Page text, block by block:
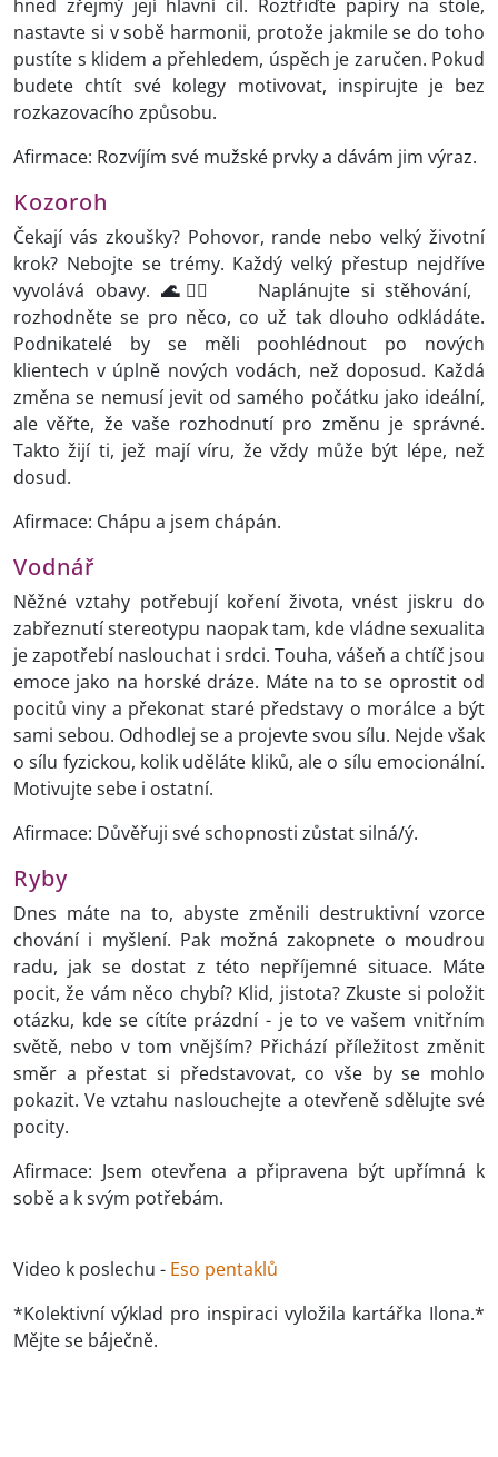
hned zřejmý její hlavní cíl. Roztřiďte papíry na stole,
nastavte si v sobě harmonii, protože jakmile se do toho
pustíte s klidem a přehledem, úspěch je zaručen. Pokud
budete chtít své kolegy motivovat, inspirujte je bez
rozkazovacího způsobu.
Afirmace: Rozvíjím své mužské prvky a dávám jim výraz.
Kozoroh
Čekají vás zkoušky? Pohovor, rande nebo velký životní
krok? Nebojte se trémy. Každý velký přestup nejdříve
vyvolává obavy. 🌊🚣‍♂️
Naplánujte si stěhování,
rozhodněte se pro něco, co už tak dlouho odkládáte.
Podnikatelé by se měli poohlédnout po nových
klientech v úplně nových vodách, než doposud. Každá
změna se nemusí jevit od samého počátku jako ideální,
ale věřte, že vaše rozhodnutí pro změnu je správné.
Takto žijí ti, jež mají víru, že vždy může být lépe, než
dosud.
Afirmace: Chápu a jsem chápán.
Vodnář
Něžné vztahy potřebují koření života, vnést jiskru do
zabřeznutí stereotypu naopak tam, kde vládne sexualita
je zapotřebí naslouchat i srdci. Touha, vášeň a chtíč jsou
emoce jako na horské dráze. Máte na to se oprostit od
pocitů viny a překonat staré představy o morálce a být
sami sebou. Odhodlej se a projevte svou sílu. Nejde však
o sílu fyzickou, kolik uděláte kliků, ale o sílu emocionální.
Motivujte sebe i ostatní.
Afirmace: Důvěřuji své schopnosti zůstat silná/ý.
Ryby
Dnes máte na to, abyste změnili destruktivní vzorce
chování i myšlení. Pak možná zakopnete o moudrou
radu, jak se dostat z této nepříjemné situace. Máte
pocit, že vám něco chybí? Klid, jistota? Zkuste si položit
otázku, kde se cítíte prázdní - je to ve vašem vnitřním
světě, nebo v tom vnějším? Přichází příležitost změnit
směr a přestat si představovat, co vše by se mohlo
pokazit. Ve vztahu naslouchejte a otevřeně sdělujte své
pocity.
Afirmace: Jsem otevřena a připravena být upřímná k
sobě a k svým potřebám.
Video k poslechu - Eso pentaklů
*Kolektivní výklad pro inspiraci vyložila kartářka Ilona.*
Mějte se báječně.